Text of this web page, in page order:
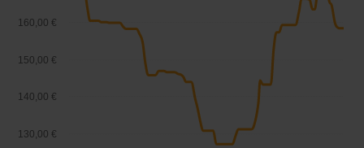
130,00 €
140,00 €
150,00 €
160,00 €